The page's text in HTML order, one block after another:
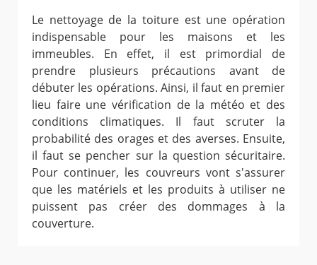
Le nettoyage de la toiture est une opération
indispensable pour les maisons et les
immeubles. En effet, il est primordial de
prendre plusieurs précautions avant de
débuter les opérations. Ainsi, il faut en premier
lieu faire une vérification de la météo et des
conditions climatiques. Il faut scruter la
probabilité des orages et des averses. Ensuite,
il faut se pencher sur la question sécuritaire.
Pour continuer, les couvreurs vont s'assurer
que les matériels et les produits à utiliser ne
puissent pas créer des dommages à la
couverture.